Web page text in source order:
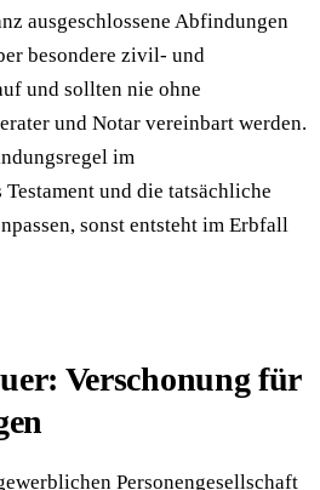
ausgeschlossene Abfindungen
besondere zivil- und
und sollten nie ohne
und Notar vereinbart werden.
im
und die tatsächliche
sonst entsteht im Erbfall
Verschonung für
Personengesellschaft